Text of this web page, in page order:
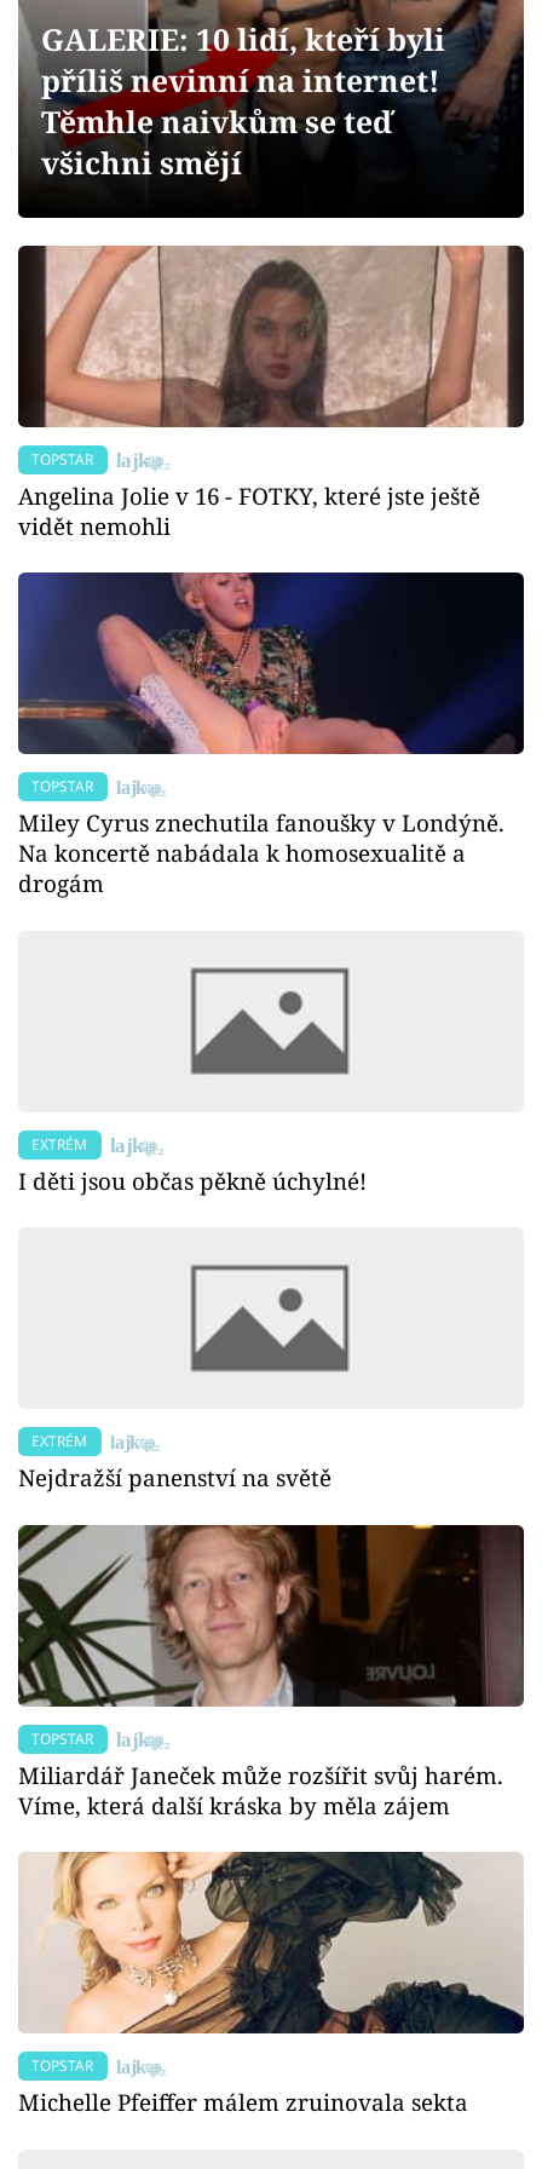
Videa
Sledujte prima+
Sledujte nás
GALERIE: 10 lidí, kteří byli
příliš nevinní na internet!
Těmhle naivkům se teď
všichni smějí
TOPSTAR
Angelina Jolie v 16 - FOTKY, které jste ještě
vidět nemohli
TOPSTAR
Miley Cyrus znechutila fanoušky v Londýně.
Na koncertě nabádala k homosexualitě a
drogám
EXTRÉM
I děti jsou občas pěkně úchylné!
EXTRÉM
Nejdražší panenství na světě
TOPSTAR
Miliardář Janeček může rozšířit svůj harém.
Víme, která další kráska by měla zájem
TOPSTAR
Michelle Pfeiffer málem zruinovala sekta